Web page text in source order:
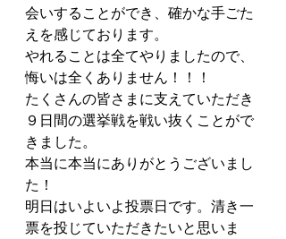
会いすることができ、確かな手ごた
えを感じております。
やれることは全てやりましたので、
悔いは全くありません！！！
たくさんの皆さまに支えていただき
９日間の選挙戦を戦い抜くことがで
きました。
本当に本当にありがとうございまし
た！
明日はいよいよ投票日です。清き一
票を投じていただきたいと思いま